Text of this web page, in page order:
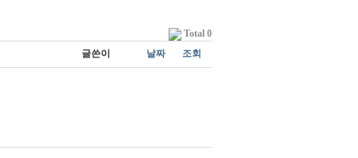
Total 0
글쓴이 날짜 조회